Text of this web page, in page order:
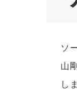
ソ
山
し